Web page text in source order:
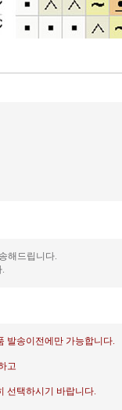
해드립니다.
발송이전에만 가능합니다.
고
선택하시기 바랍니다.